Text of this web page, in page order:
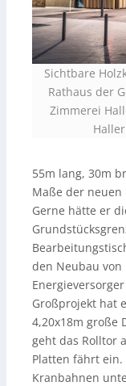
Sichtbare
Rathaus der
Zimmerei
55m lang, 30m
Maße der neuen
Gerne hätte er
den Neubau von
Großprojekt hat
4,20x18m große
geht das Rolltor
Platten fährt
Kranbahnen